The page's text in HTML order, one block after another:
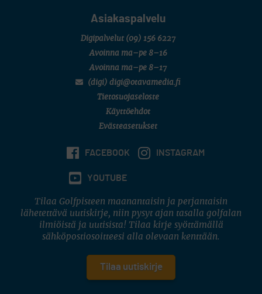
Asiakaspalvelu
Digipalvelut (09) 156 6227
Avoinna ma–pe 8–16
Avoinna ma–pe 8–17
(digi) digi@otavamedia.fi
Tietosuojaseloste
Käyttöehdot
Evästeasetukset
FACEBOOK INSTAGRAM
YOUTUBE
Tilaa Golfpisteen maanantaisin ja perjantaisin
lähetettävä uutiskirje, niin pysyt ajan tasalla golfalan
ilmiöistä ja uutisista! Tilaa kirje syöttämällä
sähköpostiosoitteesi alla olevaan kenttään.
Tilaa uutiskirje